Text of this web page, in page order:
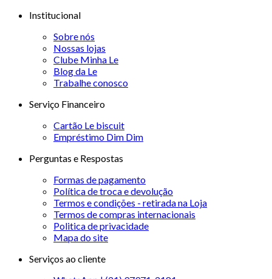
Institucional
Sobre nós
Nossas lojas
Clube Minha Le
Blog da Le
Trabalhe conosco
Serviço Financeiro
Cartão Le biscuit
Empréstimo Dim Dim
Perguntas e Respostas
Formas de pagamento
Política de troca e devolução
Termos e condições - retirada na Loja
Termos de compras internacionais
Politica de privacidade
Mapa do site
Serviços ao cliente